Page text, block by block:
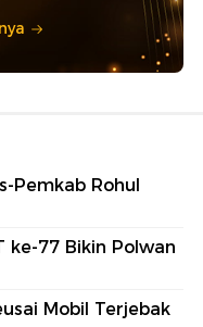
Pemkab Rohul
ke-77 Bikin Polwan
Mobil Terjebak